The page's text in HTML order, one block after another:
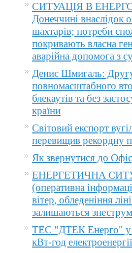
СИТУАЦІЯ В
Донеччині внаслідок
шахтарів; потреби
покривають власна
аварійна допомога з
Денис Шмигаль:
повномасштабного
блекаутів та без
країни
Світовий експорт
перевищив рекордну
Як звернутися до
ЕНЕРГЕТИЧНА
(оперативна
вітер, обледеніння
залишаються
ТЕС "ДТЕК Енерго" у
кВт-год електроенергії